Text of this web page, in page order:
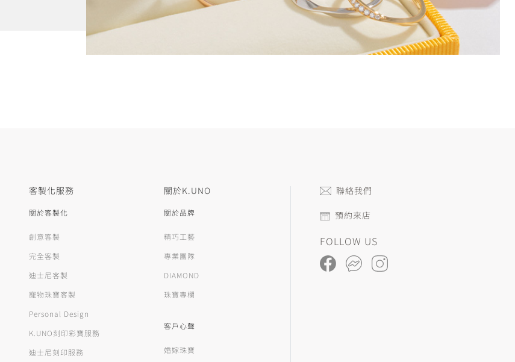
客製化服務
關於客製化
創意客製
完全客製
迪士尼客製
寵物珠寶客製
Personal Design
K.UNO刻印彩寶服務
迪士尼刻印服務
關於K.UNO
關於品牌
精巧工藝
專業團隊
DIAMOND
珠寶專欄
客戶心聲
婚嫁珠寶
聯絡我們
預約來店
FOLLOW US